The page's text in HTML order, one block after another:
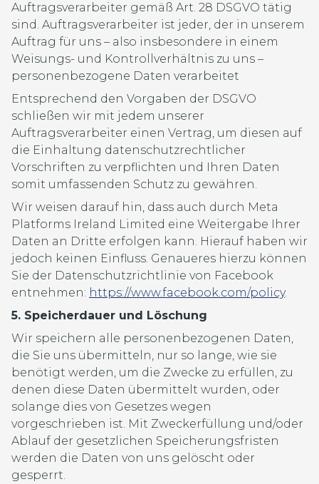
Auftragsverarbeiter gemäß Art. 28 DSGVO tätig
sind. Auftragsverarbeiter ist jeder, der in unserem
Auftrag für uns – also insbesondere in einem
Weisungs- und Kontrollverhältnis zu uns –
personenbezogene Daten verarbeitet
Entsprechend den Vorgaben der DSGVO
schließen wir mit jedem unserer
Auftragsverarbeiter einen Vertrag, um diesen auf
die Einhaltung datenschutzrechtlicher
Vorschriften zu verpflichten und Ihren Daten
somit umfassenden Schutz zu gewähren.
Wir weisen darauf hin, dass auch durch Meta
Platforms Ireland Limited eine Weitergabe Ihrer
Daten an Dritte erfolgen kann. Hierauf haben wir
jedoch keinen Einfluss. Genaueres hierzu können
Sie der Datenschutzrichtlinie von Facebook
entnehmen: https://www.facebook.com/policy.
5. Speicherdauer und Löschung
Wir speichern alle personenbezogenen Daten,
die Sie uns übermitteln, nur so lange, wie sie
benötigt werden, um die Zwecke zu erfüllen, zu
denen diese Daten übermittelt wurden, oder
solange dies von Gesetzes wegen
vorgeschrieben ist. Mit Zweckerfüllung und/oder
Ablauf der gesetzlichen Speicherungsfristen
werden die Daten von uns gelöscht oder
gesperrt.